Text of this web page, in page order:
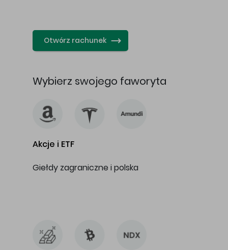
Otwórz rachunek
Wybierz swojego faworyta
Akcje i ETF
Giełdy zagraniczne i polska